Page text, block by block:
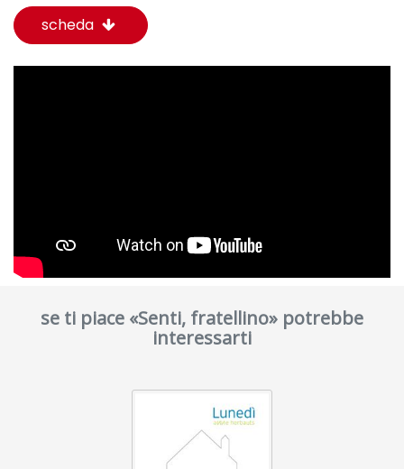
scheda
se ti piace «Senti, fratellino» potrebbe
interessarti